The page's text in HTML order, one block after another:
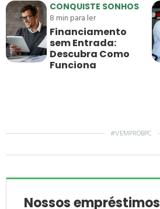
CONQUISTE SONHOS
8min para ler
Financiamento
sem Entrada:
Descubra Como
Funciona
#VEMPROBPC
Nossos empréstimos